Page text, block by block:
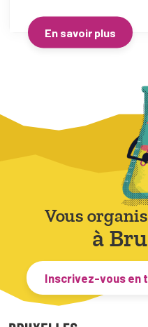
En savoir plus
Vous
à
Inscrivez-vous en